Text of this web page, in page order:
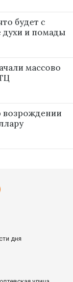
будет с
духи и помады
массово
возрождении
дня